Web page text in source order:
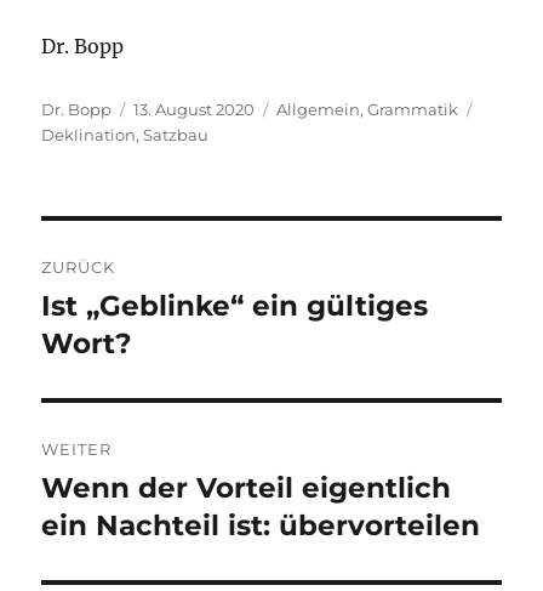
Dr. Bopp
Autor
Dr. Bopp
Veröffentlicht
am
13. August 2020 Kategorien
Allgemein,Grammatik
Deklination,Satzbau
ZURÜCK
Vorheriger
Beitrag:
Ist „Geblinke“ ein gültiges
Wort?
WEITER
Nächster
Beitrag:
Wenn der Vorteil eigentlich
ein Nachteil ist: übervorteilen